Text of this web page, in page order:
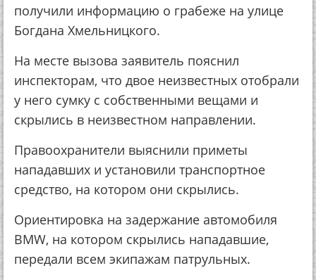
получили информацию о грабеже на улице
Богдана Хмельницкого.
На месте вызова заявитель пояснил
инспекторам, что двое неизвестных отобрали
у него сумку с собственными вещами и
скрылись в неизвестном направлении.
Правоохранители выяснили приметы
нападавших и установили транспортное
средство, на котором они скрылись.
Ориентировка на задержание автомобиля
BMW, на котором скрылись нападавшие,
передали всем экипажам патрульных.